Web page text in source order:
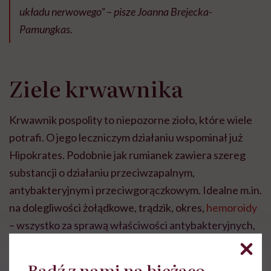
układu nerwowego” – pisze Joanna Brejecka-
Pamungkas.
Ziele krwawnika
Krwawnik pospolity to niepozorne zioło, które wiele
potrafi. O jego leczniczym działaniu wspominał już
Hipokrates. Podobnie jak rumianek zawiera szereg
substancji o działaniu przeciwzapalnym,
antybakteryjnym i przeciwgorączkowym. Idealne m.in.
na dolegliwości żołądkowe, trądzik, okres, hemoroidy
– wszystko za sprawą właściwości antybakteryjnych,
przeciwzapalnych i przeciwgorączkowych, którymi się